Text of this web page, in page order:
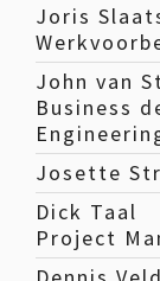
Joris
John van
Business
Josette
Dick Taal
Project